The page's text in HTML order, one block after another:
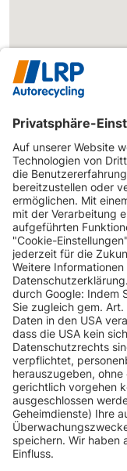
KUNDENSERVICE
INFORMATIONEN
KONTAKT